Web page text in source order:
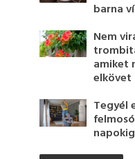
barna
Nem
amiket
elkövet
Tegyél